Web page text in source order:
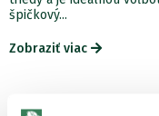
špičkový...
Zobraziť viac